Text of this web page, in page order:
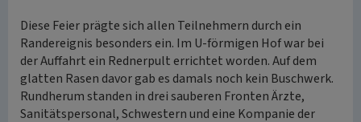
Diese Feier prägte sich allen Teilnehmern durch ein
Randereignis besonders ein. Im U-förmigen Hof war bei
der Auffahrt ein Rednerpult errichtet worden. Auf dem
glatten Rasen davor gab es damals noch kein Buschwerk.
Rundherum standen in drei sauberen Fronten Ärzte,
Sanitätspersonal, Schwestern und eine Kompanie der